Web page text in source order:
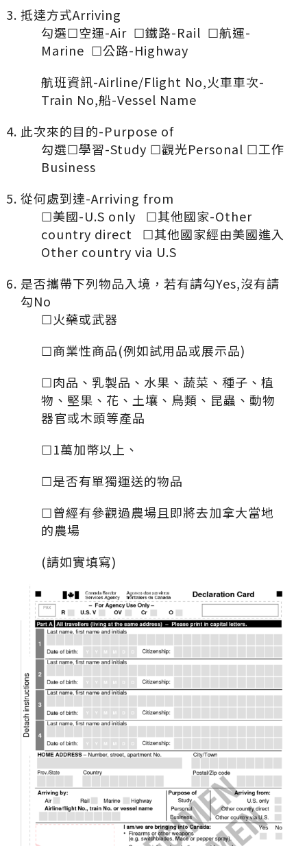
抵達方式Arriving
勾選☐空運-Air ☐鐵路-Rail ☐航運-
Marine ☐公路-Highway
航班資訊-Airline/Flight No,火車車次-
Train No,船-Vessel Name
此次來的目的-Purpose of
勾選☐學習-Study ☐觀光Personal ☐工作
Business
從何處到達-Arriving from
☐美國-U.S only ☐其他國家-Other
country direct ☐其他國家經由美國進入
Other country via U.S
是否攜帶下列物品入境，若有請勾Yes,沒有請
勾No
☐火藥或武器
☐商業性商品(例如試用品或展示品)
☐肉品、乳製品、水果、蔬菜、種子、植
物、堅果、花、土壤、鳥類、昆蟲、動物
器官或木頭等產品
☐1萬加幣以上、
☐是否有單獨運送的物品
☐曾經有參觀過農場且即將去加拿大當地
的農場
(請如實填寫)